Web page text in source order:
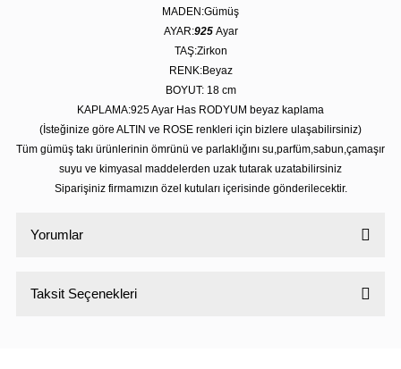
MADEN:Gümüş
AYAR:925 Ayar
TAŞ:Zirkon
RENK:Beyaz
BOYUT: 18 cm
KAPLAMA:925 Ayar Has RODYUM beyaz kaplama
(İsteğinize göre ALTIN ve ROSE renkleri için bizlere ulaşabilirsiniz)
Tüm gümüş takı ürünlerinin ömrünü ve parlaklığını su,parfüm,sabun,çamaşır
suyu ve kimyasal maddelerden uzak tutarak uzatabilirsiniz
Siparişiniz firmamızın özel kutuları içerisinde gönderilecektir.
Yorumlar
Taksit Seçenekleri